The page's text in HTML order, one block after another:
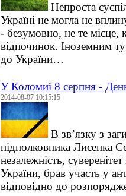
Непроста
Україні не могла не
- безумовно, не те місце,
відпочинок. Іноземним
до України…
У Коломиї 8 серпня -
2014-08-07 10:15:15
В зв’язку з
підполковника Лисенка
незалежність, суверенітет
України, брав участь у
відповідно до